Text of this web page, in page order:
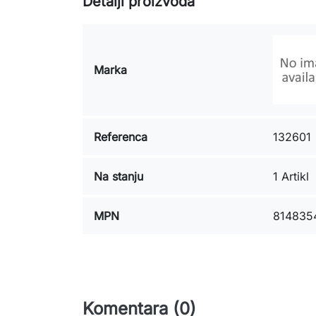
Marka
Referenca 132601
Na stanju 1 Artikl
MPN
Komentara (0)